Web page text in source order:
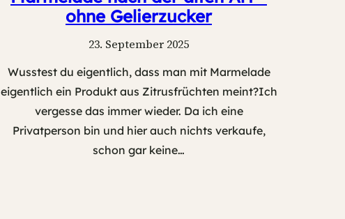
ohne Gelierzucker
23. September 2025
Wusstest du eigentlich, dass man mit Marmelade
eigentlich ein Produkt aus Zitrusfrüchten meint?Ich
vergesse das immer wieder. Da ich eine
Privatperson bin und hier auch nichts verkaufe,
schon gar keine…